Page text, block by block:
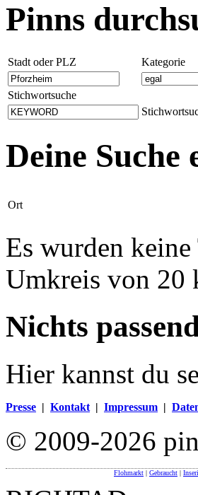
Pinns
Stadt oder PLZ Kategorie
Stichwortsuche
Deine
Ort
Es wurden
Umkreis von 20
Nichts
Hier kannst du
Presse | Kontakt | Impressum |
© 2009-2026
Flohmarkt | Gebraucht |